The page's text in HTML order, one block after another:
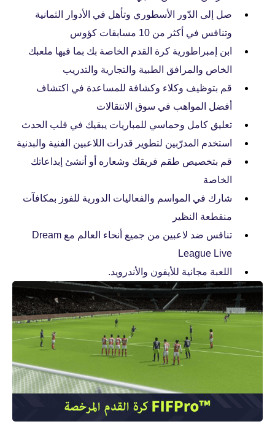
صل إلى الدّور الأسطوري وتأهل في الأدوار الثمانية
وتنافس في أكثر من 10 مسابقات كؤوس
ابن إمبراطورية كرة القدم الخاصة بك بما فيها ملعبك
الخاص والمرافق الطبية والتجارية والتدريب
قم بتوظيف وكلاء وكشافة للمساعدة في اكتشاف
أفضل المواهب في سوق الانتقالات
تعليق كامل وحماسي للمباريات يبقيك في قلب الحدث
استخدم المدرّبين لتطوير قدرات اللاعبين الفنية والبدنية
قم بتخصيص طقم فريقك وشعاره أو أنشئ إبداعاتك
الخاصة
شارك في المواسم والفعاليات الدورية للفوز بمكافآت
منقطعة النظير
تنافس ضد لاعبين من جميع أنحاء العالم مع Dream
League Live
اللعبة مجانية للأيفون والأندرويد.